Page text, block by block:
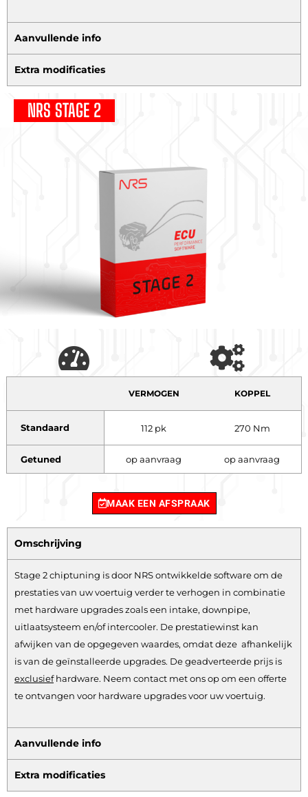
Aanvullende info
Extra modificaties
NRS STAGE 2
VERMOGEN KOPPEL
Standaard 112 pk 270 Nm
Getuned op aanvraag op aanvraag
MAAK EEN AFSPRAAK
Omschrijving
Stage 2 chiptuning is door NRS ontwikkelde software om de
prestaties van uw voertuig verder te verhogen in combinatie
met hardware upgrades zoals een intake, downpipe,
uitlaatsysteem en/of intercooler. De prestatiewinst kan
afwijken van de opgegeven waardes, omdat deze afhankelijk
is van de geïnstalleerde upgrades. De geadverteerde prijs is
exclusiefhardware. Neem contact met ons op om een offerte
te ontvangen voor hardware upgrades voor uw voertuig.
Aanvullende info
Extra modificaties